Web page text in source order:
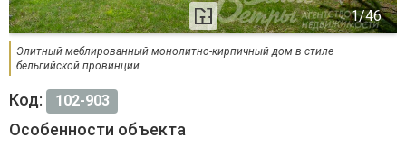
Элитный меблированный монолитно-кирпичный дом в стиле
бельгийской провинции
Код: 102-903
Особенности объекта